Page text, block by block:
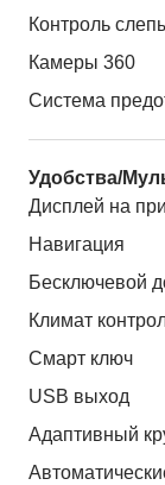
Контроль
Камеры 360
Система
Удобства/
Дисплей на
Навигация
Бесключевой
Климат
Смарт ключ
USB выход
Адаптивный